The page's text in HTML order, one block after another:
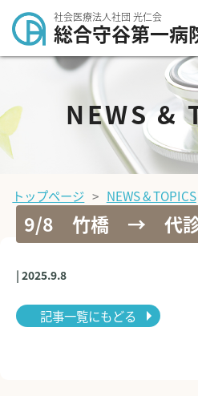
社会医療法人社団 光仁会
総合守谷第一病
NEWS &
トップページ NEWS & TOPICS
9/8 竹橋 → 代
| 2025.9.8
記事一覧にもどる